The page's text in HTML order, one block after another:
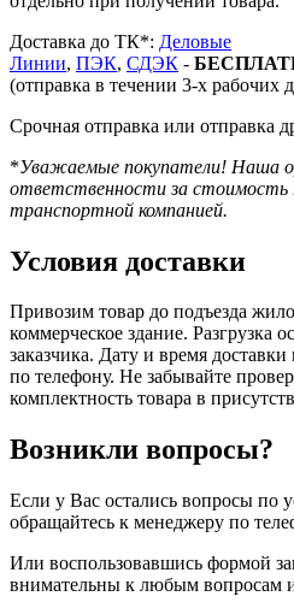
Доставка до ТК*: Деловые
Линии, ПЭК, СДЭК -
(отправка в течении 3-х рабочих
Срочная отправка или отправка
*Уважаемые покупатели! Наша
ответственности за стоимость
транспортной компанией.
Условия доставки
Привозим товар до подъезда
коммерческое здание. Разгрузка
заказчика. Дату и время
по телефону. Не забывайте
комплектность товара в
Возникли вопросы?
Если у Вас остались вопросы по
обращайтесь к менеджеру по
Или воспользовавшись формой
внимательны к любым вопросам